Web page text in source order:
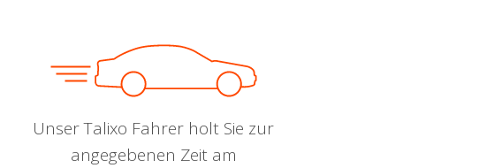
Unser Talixo Fahrer holt Sie zur
angegebenen Zeit am